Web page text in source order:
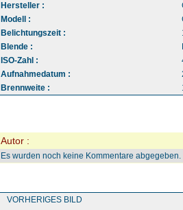
Hersteller :
Modell :
Belichtungszeit :
Blende :
ISO-Zahl :
Aufnahmedatum :
Brennweite :
Autor :
Es wurden noch keine Kommentare abgegeben.
VORHERIGES BILD